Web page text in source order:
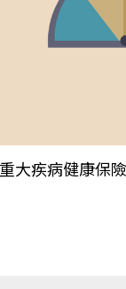
大疾病健康保